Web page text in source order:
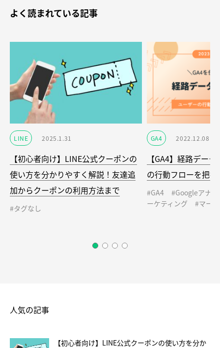
よく読まれている記事
LINE 2025.1.31
【初心者向け】LINE公式クーポンの
使い方を分かりやすく解説！友達追
加からクーポンの利用方法まで
#タグなし
GA4 2022.12.08
【GA4】経路デー
の行動フローを把握
#GA4
#Googleアナ
ーケティング
#マー
人気の記事
【初心者向け】LINE公式クーポンの使い方を分か